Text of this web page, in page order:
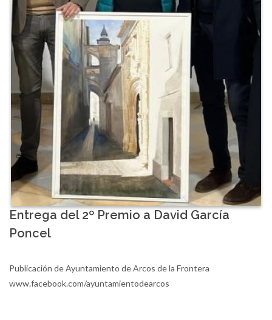
Entrega del 2º Premio a David García
Poncel
Publicación de Ayuntamiento de Arcos de la Frontera
www.facebook.com/ayuntamientodearcos